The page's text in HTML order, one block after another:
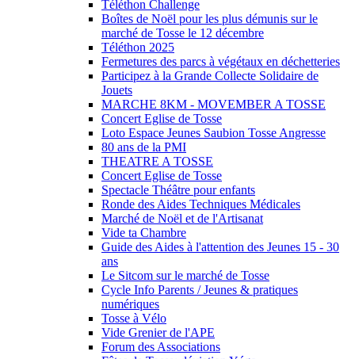
Téléthon Challenge
Boîtes de Noël pour les plus démunis sur le
marché de Tosse le 12 décembre
Téléthon 2025
Fermetures des parcs à végétaux en déchetteries
Participez à la Grande Collecte Solidaire de
Jouets
MARCHE 8KM - MOVEMBER A TOSSE
Concert Eglise de Tosse
Loto Espace Jeunes Saubion Tosse Angresse
80 ans de la PMI
THEATRE A TOSSE
Concert Eglise de Tosse
Spectacle Théâtre pour enfants
Ronde des Aides Techniques Médicales
Marché de Noël et de l'Artisanat
Vide ta Chambre
Guide des Aides à l'attention des Jeunes 15 - 30
ans
Le Sitcom sur le marché de Tosse
Cycle Info Parents / Jeunes & pratiques
numériques
Tosse à Vélo
Vide Grenier de l'APE
Forum des Associations